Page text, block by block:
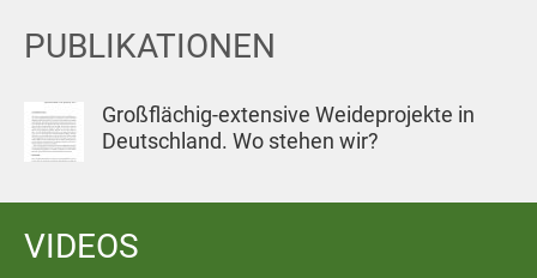
PUBLIKATIONEN
Großflächig-extensive Weideprojekte in
Deutschland. Wo stehen wir?
VIDEOS